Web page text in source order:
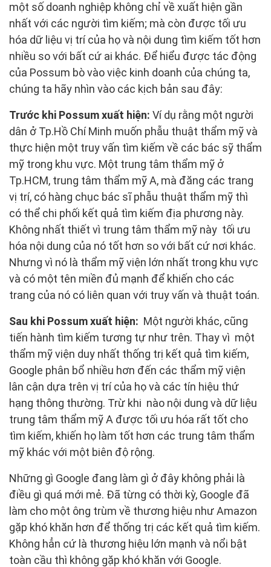
một số doanh nghiệp không chỉ về xuất hiện gần
nhất với các người tìm kiếm; mà còn được tối ưu
hóa dữ liệu vị trí của họ và nội dung tìm kiếm tốt hơn
nhiều so với bất cứ ai khác. Để hiểu được tác động
của Possum bò vào việc kinh doanh của chúng ta,
chúng ta hãy nhìn vào các kịch bản sau đây:
Trước khi Possum xuất hiện: Ví dụ rằng một người
dân ở Tp.Hồ Chí Minh muốn phẫu thuật thẩm mỹ và
thực hiện một truy vấn tìm kiếm về các bác sỹ thẩm
mỹ trong khu vực. Một trung tâm thẩm mỹ ở
Tp.HCM, trung tâm thẩm mỹ A, mà đăng các trang
vị trí, có hàng chục bác sĩ phẫu thuật thẩm mỹ thì
có thể chi phối kết quả tìm kiếm địa phương này.
Không nhất thiết vì trung tâm thẩm mỹ này tối ưu
hóa nội dung của nó tốt hơn so với bất cứ nơi khác.
Nhưng vì nó là thẩm mỹ viện lớn nhất trong khu vực
và có một tên miền đủ mạnh để khiến cho các
trang của nó có liên quan với truy vấn và thuật toán.
Sau khi Possum xuất hiện: Một người khác, cũng
tiến hành tìm kiếm tương tự như trên. Thay vì một
thẩm mỹ viện duy nhất thống trị kết quả tìm kiếm,
Google phân bổ nhiều hơn đến các thẩm mỹ viện
lân cận dựa trên vị trí của họ và các tín hiệu thứ
hạng thông thường. Trừ khi nào nội dung và dữ liệu
trung tâm thẩm mỹ A được tối ưu hóa rất tốt cho
tìm kiếm, khiến họ làm tốt hơn các trung tâm thẩm
mỹ khác với một biên độ rộng.
Những gì Google đang làm gì ở đây không phải là
điều gì quá mới mẻ. Đã từng có thời kỳ, Google đã
làm cho một ông trùm về thương hiệu như Amazon
gặp khó khăn hơn để thống trị các kết quả tìm kiếm.
Không hẳn cứ là thương hiệu lớn mạnh và nổi bật
toàn cầu thì không gặp khó khăn với Google.